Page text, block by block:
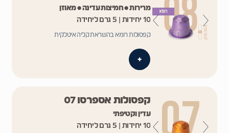
מרירות • חמיצות עדינה • מאוזן
10 יחידות | 5 גרם ליחידה
קפסולות רומא בהשראת קליה איטלקית
+
קפסולות אספרסו 07
עדין וקטיפתי
10 יחידות | 5 גרם ליחידה